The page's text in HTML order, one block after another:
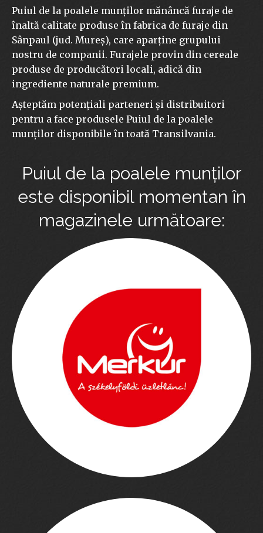
Puiul de la poalele munților mănâncă furaje de
înaltă calitate produse în fabrica de furaje din
Sânpaul (jud. Mureș), care aparține grupului
nostru de companii. Furajele provin din cereale
produse de producători locali, adică din
ingrediente naturale premium.
Așteptăm potențiali parteneri și distribuitori
pentru a face produsele Puiul de la poalele
munților disponibile în toată Transilvania.
Puiul de la poalele munților
este disponibil momentan în
magazinele următoare: